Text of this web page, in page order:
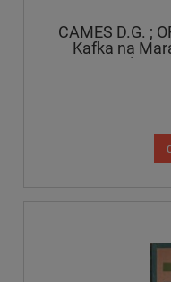
CAMES D.G. ;
Kafka na